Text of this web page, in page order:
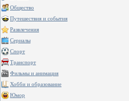
Общество
Путешествия и события
Развлечения
Сериалы
Спорт
Транспорт
Фильмы и анимация
Хобби и образование
Юмор